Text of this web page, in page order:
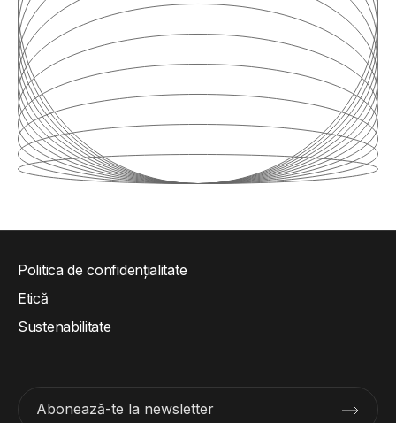
Abonează-te la newsletter
Politica de confidențialitate
Etică
Sustenabilitate